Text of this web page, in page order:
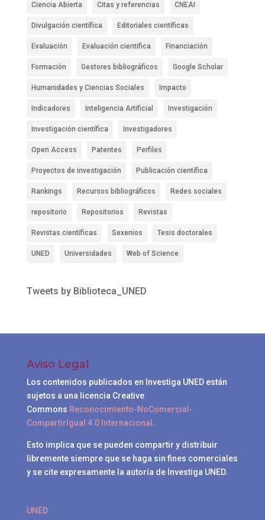
Ciencia Abierta Citas y referencias CNEAI
Divulgación científica Editoriales científicas
Evaluación Evaluación cientifica Financiación
Formación Gestores bibliográficos Google Scholar
Humanidades y Ciencias Sociales Impacto
Indicadores Inteligencia Artificial Investigación
Investigación científica Investigadores
Open Access Patentes Perfiles
Proyectos de investigación Publicación científica
Rankings Recursos bibliográficos Redes sociales
repositorio Repositorios Revistas
Revistas científicas Sexenios Tesis doctorales
UNED Universidades Web of Science
Tweets by Biblioteca_UNED
Aviso Legal
Los contenidos publicados en Investiga UNED están
sujetos a una licencia Creative
Commons Reconocimiento-NoComercial-
CompartirIgual 4.0 Internacional .
Esto implica que se pueden compartir y distribuir
libremente siempre que se haga sin fines comerciales
y se cite expresamente la autoría de Investiga UNED.
UNED